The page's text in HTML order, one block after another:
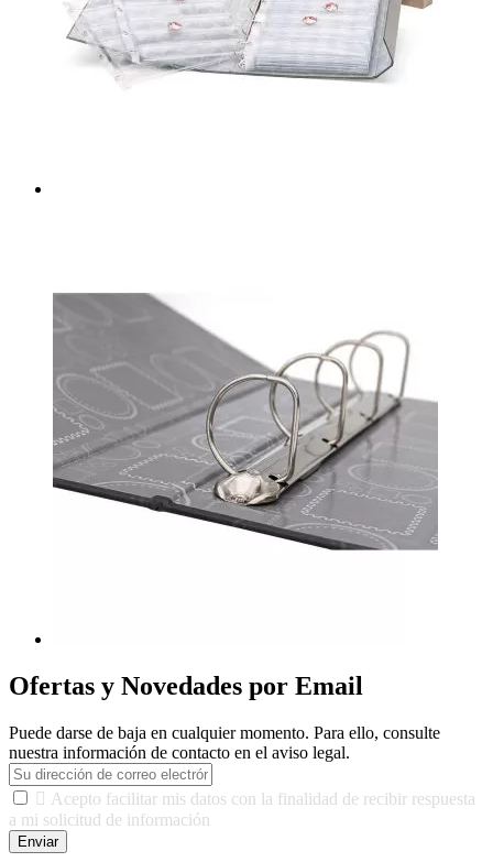
Ofertas y Novedades por Email
Puede darse de baja en cualquier momento. Para ello, consulte
nuestra información de contacto en el aviso legal.
 Acepto facilitar mis datos con la finalidad de recibir respuesta
a mi solicitud de información
Enviar